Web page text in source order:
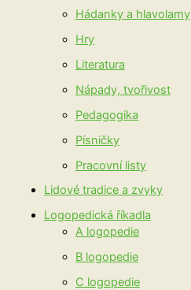
Hádanky a hlavolamy
Hry
Literatura
Nápady, tvořivost
Pedagogika
Písničky
Pracovní listy
Lidové tradice a zvyky
Logopedická říkadla
A logopedie
B logopedie
C logopedie